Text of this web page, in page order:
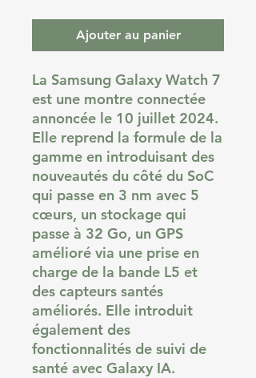
Ajouter au panier
La Samsung Galaxy Watch 7
est une montre connectée
annoncée le 10 juillet 2024.
Elle reprend la formule de la
gamme en introduisant des
nouveautés du côté du SoC
qui passe en 3 nm avec 5
cœurs, un stockage qui
passe à 32 Go, un GPS
amélioré via une prise en
charge de la bande L5 et
des capteurs santés
améliorés. Elle introduit
également des
fonctionnalités de suivi de
santé avec Galaxy IA.